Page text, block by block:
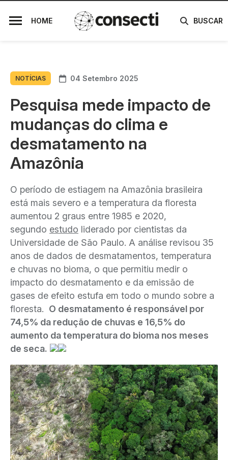
HOME BUSCAR
NOTÍCIAS 04 Setembro 2025
Pesquisa mede impacto de
mudanças do clima e
desmatamento na
Amazônia
O período de estiagem na Amazônia brasileira
está mais severo e a temperatura da floresta
aumentou 2 graus entre 1985 e 2020,
segundo estudo liderado por cientistas da
Universidade de São Paulo. A análise revisou 35
anos de dados de desmatamentos, temperatura
e chuvas no bioma, o que permitiu medir o
impacto do desmatamento e da emissão de
gases de efeito estufa em todo o mundo sobre a
floresta. O desmatamento é responsável por
74,5% da redução de chuvas e 16,5% do
aumento da temperatura do bioma nos meses
de seca.